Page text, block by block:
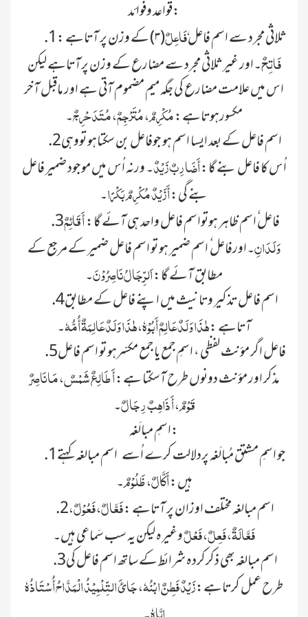
قواعد وفوائد:
.1ثلاثی مجرد سے اسم فاعلٗفَاعِلٌ(۳) کے وزن پر آتاہے :
فَاتِحٌ۔اور غیر ثلاثی مجرد سے مضارع کے وزن پرآتاہے لیکن
اس میں علامت مضارع کی جگہ میم مضموم آتی ہے اور ماقبل آخر
مکسورہوتاہے:مُکْرِمٌ، مُتَرْجِمٌ، مُتَدَحْرِجٌ۔
.2اسم فاعل کے بعد ایسا اسم ہو جوفاعل بن سکتاہو تووہی
اُس کا فاعل بنے گا:أَضَارِبٌ زَیْدٌ۔ ورنہ اُس میں موجود ضمیر فاعل
بنے گی:أَ زَیْدٌ مُکْرِمٌ بَکْرًا۔
.3فاعل ٗاسم ظاہر ہوتواسم فاعل واحد ہی آئے گا:أَ قَائِمٌ
وَلَدَانِ۔اورفاعل ٗ اسم ضمیر ہو تو اسم فاعل ضمیر کے مرجع کے
مطابق آئے گا:اَلرِّجَالُ نَاصِرُوْنَ۔
.4اسم فاعل تذکیر وتانیث میں اپنے فاعل کے مطابق
آتاہے :ہٰذَا وَلَدٌ عَالِمٌ أَبُوْہٗ، ہٰذَا وَلَدٌ عَالِمَۃٌ أُمُّہٗ۔
.5فاعل اگر مؤنث لفظی ، اسمِ جمع یا جمع مکسّرہو تو اسم فاعل
مذکر اور مؤنث دونوں طرح آسکتا ہے:أَ طَالِعٌ شَمْسٌ، مَا نَاصِرٌ
قَوْمٌ، أَ ذَاہِبٌ رِجَالٌ۔
اسمِ مبالَغہ:
.1جو اسمِ مشتق مُبالَغہ پردلالت کرے اُسے اسم مبالغہ کہتے
ہیں:أَکَّالٌ، ظَلُوْمٌ۔
.2اسم مبالغہ مختلف اوزان پر آتاہے :فَعَّالٌ، فَعُوْلٌ،
فَعَّالَۃٌ، فَعِلٌ، فَعْلٌوغیرہ لیکن یہ سب سَماعی ہیں۔
.3اسم مبالغہ بھی ذکرکردہ شرائط کے ساتھ اسم فاعل کی
طرح عمل کرتاہے:زَیْدٌ فَطِنٌ ابْنُہٗ، جَائَ التِّلْمِیْذُ الْمَدَّاحُ أُسْتَاذُہٗ